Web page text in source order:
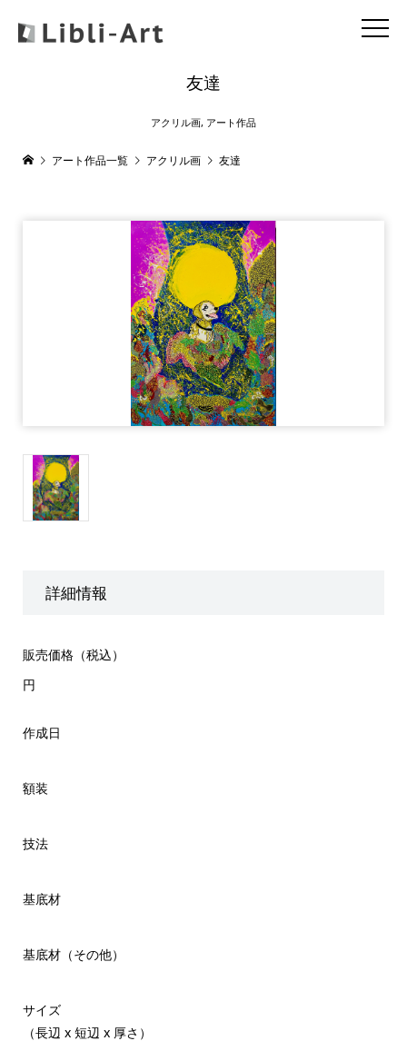
友達
アクリル画, アート作品
アート作品一覧 アクリル画 友達
詳細情報
販売価格（税込）
円
作成日
額装
技法
基底材
基底材（その他）
サイズ
（長辺 x 短辺 x 厚さ）